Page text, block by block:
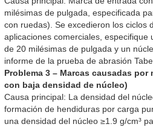
milésimas de pulgada, especificada
con ruedas). Se excedieron los ciclos
aplicaciones comerciales, especifique
de 20 milésimas de pulgada y un
informe de la prueba de abrasión
Problema 3 – Marcas causadas por
con baja densidad de núcleo)
Causa principal: La densidad del
formación de hendiduras por carga
una densidad del núcleo ≥1.9 g/cm³